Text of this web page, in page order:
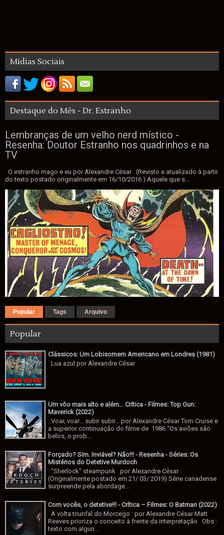
Mídias Sociais
Destaque do Mês - Dr. Estranho
Lembranças de um velho nerd místico -
Resenha: Doutor Estranho nos quadrinhos e na
TV
O estranho mago e eu por Alexandre César (Revisto e atualizado à partir
do texto postado originalmente em 16/10/2016 ) Aquele que s...
Popular Tags Arquivo
Popular
Clássicos: Um Lobisomem Americano em Londres (1981)
Lua azul por Alexandre César
Um vôo mais alto e além... Crítica - Filmes: Top Gun:
Maverick (2022)
Voar, voar... subir subir... por Alexandre César Tom Cruise e
a superior continuação do filme de 1986 “Os aviões são
belos, o prob...
Forçado? Sim. Inviável? Não!!! - Resenha - Séries: Os
Mistérios do Detetive Murdoch
"Sherlock" steampunk por Alexandre César
(Originalmente postado em 21/ 03/ 2019) Série canadense
surpreende pela abordage...
Com vocês, o detetive!!! - Crítica – Filmes: O Batman (2022)
A volta triunfal do Morcego por Alexandre César Matt
Reeves prioriza o conceito à frente da interpretação Obs :
texto com algun...